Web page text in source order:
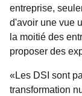
entreprise,
d'avoir une vue
la moitié des
proposer des
«Les DSI sont
transformation